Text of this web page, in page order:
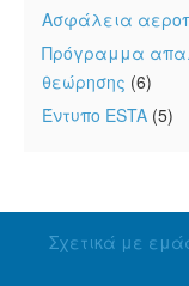
Ασφάλεια
Πρόγραμμα
θεώρησης (6)
Έντυπο ESTA (5)
Σχετικά με